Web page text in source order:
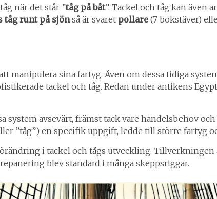
när det står ”tåg på båt”. Tackel och tåg kan även
tåg runt på sjönså är svaret pollare (7 bokstäver)
manipulera sina fartyg. Även om dessa tidiga
tackel och tåg. Redan under antikens
system avsevärt, främst tack vare handelsbehov
”tåg”) en specifik uppgift, ledde till större fartyg
i tackel och tågs utveckling. Tillverkningen
blev standard i många skeppsriggar.